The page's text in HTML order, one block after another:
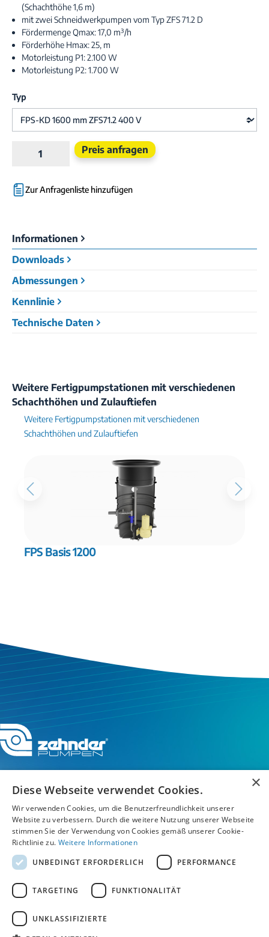
(Schachthöhe 1,6 m)
mit zwei Schneidwerkpumpen vom Typ ZFS 71.2 D
Fördermenge Qmax: 17,0 m³/h
Förderhöhe Hmax: 25, m
Motorleistung P1: 2.100 W
Motorleistung P2: 1.700 W
Typ
Produkt Anzahl: Gib den gewünschten
Preis anfragen
Zur Anfragenliste hinzufügen
Informationen
Downloads
Abmessungen
Kennlinie
Technische Daten
Weitere Fertigpumpstationen mit verschiedenen
Schachthöhen und Zulauftiefen
Weitere Fertigpumpstationen mit verschiedenen
Schachthöhen und Zulauftiefen
FPS Basis 1200
Service-Hotline
Service
Unternehmen
AGB
×
Diese Webseite verwendet Cookies.
Wir verwenden Cookies, um die Benutzerfreundlichkeit unserer
Website zu verbessern. Durch die weitere Nutzung unserer Webseite
stimmen Sie der Verwendung von Cookies gemäß unserer Cookie-
Richtlinie zu. Weitere Informationen
UNBEDINGT ERFORDERLICH
PERFORMANCE
TARGETING FUNKTIONALITÄT
UNKLASSIFIZIERTE